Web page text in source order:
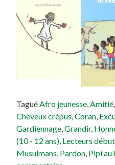
TaguéAfro jeunesse,Amitié,
Cheveux crépus,Coran,
Gardiennage,Grandir,
(10 - 12 ans), Lecteurs
Musulmans, Pardon, Pipi au